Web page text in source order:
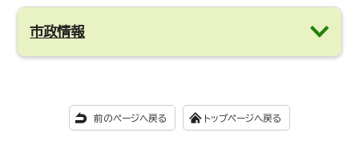
市政情報
前のページへ戻る トップページへ戻る